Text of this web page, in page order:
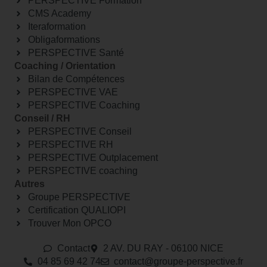
CMS Academy
Iteraformation
Obligaformations
PERSPECTIVE Santé
Coaching / Orientation
Bilan de Compétences
PERSPECTIVE VAE
PERSPECTIVE Coaching
Conseil / RH
PERSPECTIVE Conseil
PERSPECTIVE RH
PERSPECTIVE Outplacement
PERSPECTIVE coaching
Autres
Groupe PERSPECTIVE
Certification QUALIOPI
Trouver Mon OPCO
Contact
2 AV. DU RAY - 06100 NICE
04 85 69 42 74⁩
contact@groupe-perspective.fr